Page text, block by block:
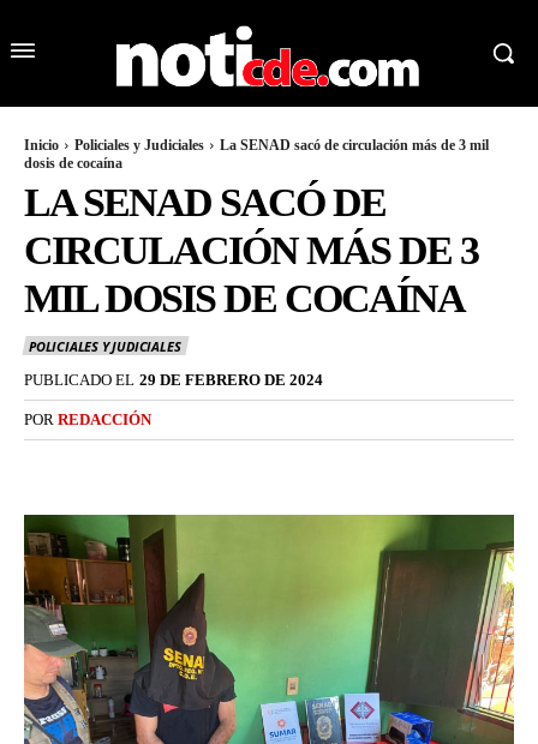
Inicio Policiales y Judiciales
La SENAD sacó de circulación más de 3 mil
dosis de cocaína
LA SENAD SACÓ DE
CIRCULACIÓN MÁS DE 3
MIL DOSIS DE COCAÍNA
POLICIALES Y JUDICIALES
PUBLICADO EL 29 DE FEBRERO DE 2024
POR REDACCIÓN